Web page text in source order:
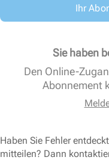
Ihr
Sie haben
Den Online-
Abonnement
Haben Sie Fehler
mitteilen? Dann